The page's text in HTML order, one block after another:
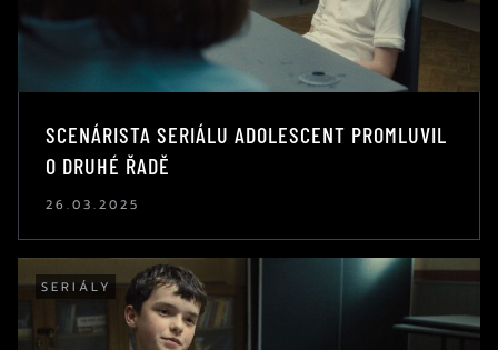
SCENÁRISTA SERIÁLU ADOLESCENT PROMLUVIL
O DRUHÉ ŘADĚ
26.03.2025
SERIÁLY